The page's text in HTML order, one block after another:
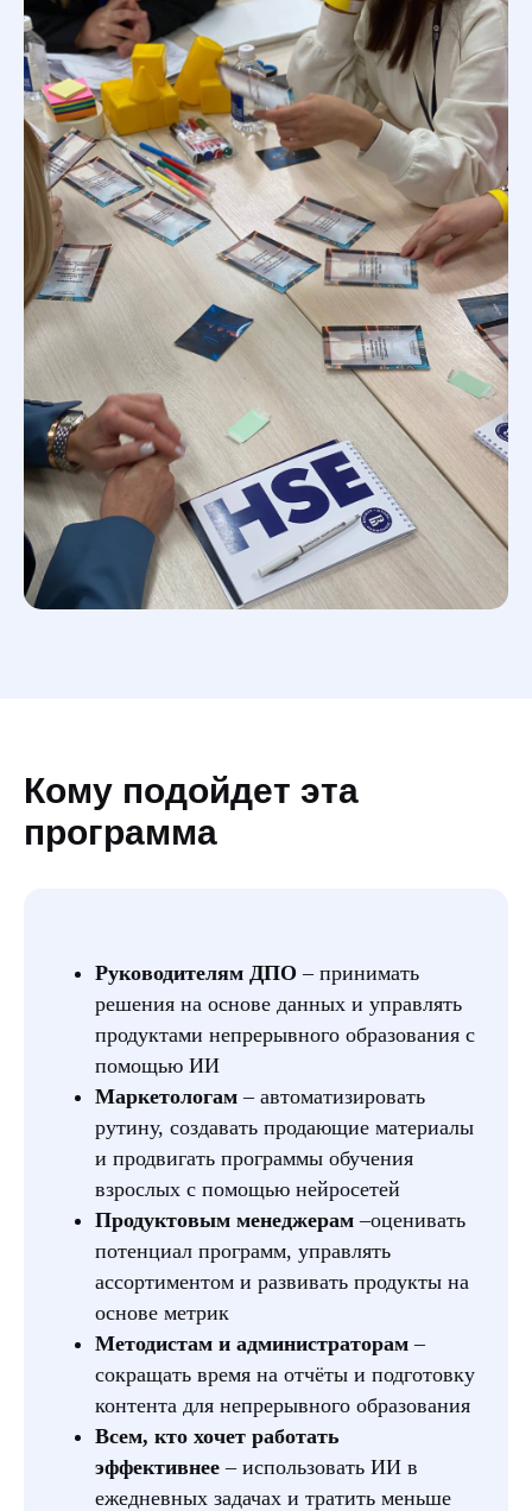
Кому подойдет эта
программа
Руководителям ДПО – принимать
решения на основе данных и управлять
продуктами непрерывного образования с
помощью ИИ
Маркетологам – автоматизировать
рутину, создавать продающие материалы
и продвигать программы обучения
взрослых с помощью нейросетей
Продуктовым менеджерам –оценивать
потенциал программ, управлять
ассортиментом и развивать продукты на
основе метрик
Методистам и администраторам –
сокращать время на отчёты и подготовку
контента для непрерывного образования
Всем, кто хочет работать
эффективнее – использовать ИИ в
ежедневных задачах и тратить меньше